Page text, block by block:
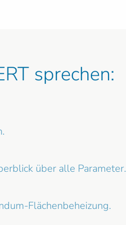
sprechen:
über alle Parameter.
Flächenbeheizung.